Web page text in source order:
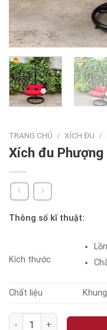
TRANG CHỦ / XÍCH ĐU /
Xích đu
Thông số kĩ thuật:
Kích thước
Chất liệu
Xích đu Phượng Hoàng